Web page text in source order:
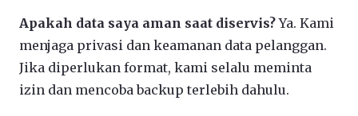
Apakah data saya aman saat diservis?Ya. Kami
menjaga privasi dan keamanan data pelanggan.
Jika diperlukan format, kami selalu meminta
izin dan mencoba backup terlebih dahulu.